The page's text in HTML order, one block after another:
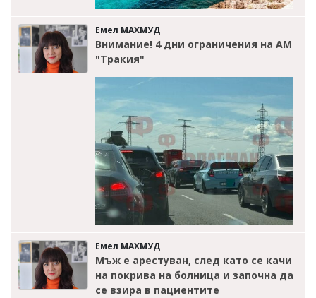
Емел МАХМУД
Внимание! 4 дни ограничения на АМ
"Тракия"
Емел МАХМУД
Мъж е арестуван, след като се качи
на покрива на болница и започна да
се взира в пациентите